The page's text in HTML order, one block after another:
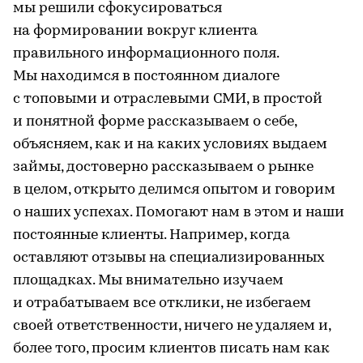
мы решили сфокусироваться
на формировании вокруг клиента
правильного информационного поля.
Мы находимся в постоянном диалоге
с топовыми и отраслевыми СМИ, в простой
и понятной форме рассказываем о себе,
объясняем, как и на каких условиях выдаем
займы, достоверно рассказываем о рынке
в целом, открыто делимся опытом и говорим
о наших успехах. Помогают нам в этом и наши
постоянные клиенты. Например, когда
оставляют отзывы на специализированных
площадках. Мы внимательно изучаем
и отрабатываем все отклики, не избегаем
своей ответственности, ничего не удаляем и,
более того, просим клиентов писать нам как